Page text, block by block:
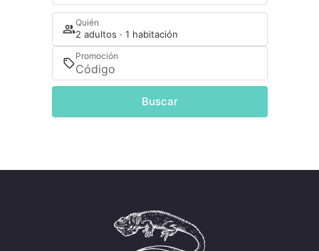
Quién
2 adultos · 1 habitación
Promoción
Buscar